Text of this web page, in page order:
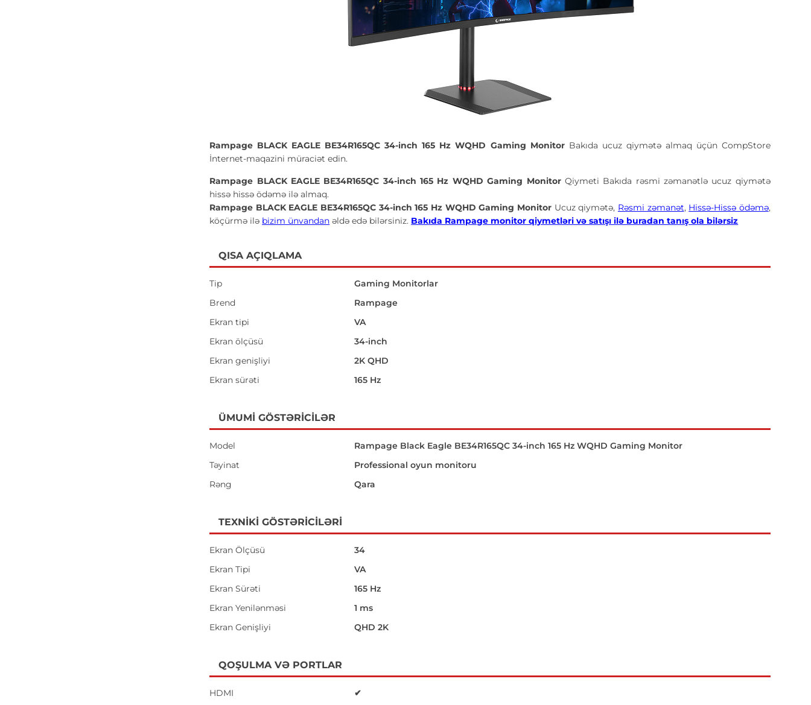
Rampage BLACK EAGLE BE34R165QC 34-inch 165 Hz WQHD Gaming Monitor Bakıda ucuz qiymətə almaq üçün CompStore
İnternet-maqazini müraciət edin.
Rampage BLACK EAGLE BE34R165QC 34-inch 165 Hz WQHD Gaming Monitor Qiymeti Bakıda rəsmi zəmanətlə ucuz qiymətə
hissə hissə ödəmə ilə almaq.
Rampage BLACK EAGLE BE34R165QC 34-inch 165 Hz WQHD Gaming Monitor Ucuz qiymətə, Rəsmi zəmanət, Hissə-Hissə ödəmə,
köçürmə ilə bizim ünvandan əldə edə bilərsiniz. Bakıda Rampage monitor qiymetləri və satışı ilə buradan tanış ola bilərsiz
QISA AÇIQLAMA
Tip
Gaming Monitorlar
Brend
Rampage
Ekran tipi
VA
Ekran ölçüsü
34-inch
Ekran genişliyi
2K QHD
Ekran sürəti
165 Hz
ÜMUMI GÖSTƏRICILƏR
Model
Rampage Black Eagle BE34R165QC 34-inch 165 Hz WQHD Gaming Monitor
Təyinat
Professional oyun monitoru
Rəng
Qara
TEXNIKI GÖSTƏRICILƏRI
Ekran Ölçüsü
34
Ekran Tipi
VA
Ekran Sürəti
165 Hz
Ekran Yenilənməsi
1 ms
Ekran Genişliyi
QHD 2K
QOŞULMA VƏ PORTLAR
HDMI ✔